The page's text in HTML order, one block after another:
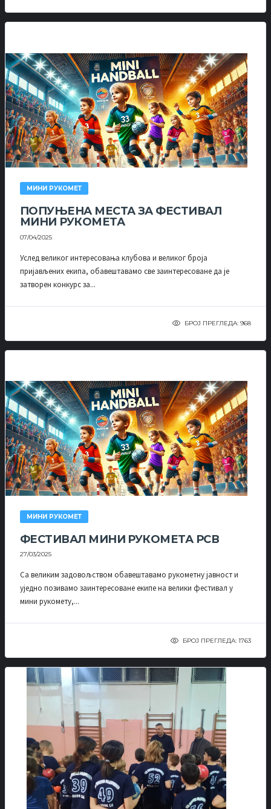
МИНИ РУКОМЕТ
ПОПУЊЕНА МЕСТА ЗА ФЕСТИВАЛ
МИНИ РУКОМЕТА
07/04/2025
Услед великог интересовања клубова и великог броја
пријављених екипа, обавештавамо све заинтересоване да је
затворен конкурс за...
БРОЈ ПРЕГЛЕДА: 968
МИНИ РУКОМЕТ
ФЕСТИВАЛ МИНИ РУКОМЕТА РСВ
27/03/2025
Са великим задовољством обавештавамо рукометну јавност и
уједно позивамо заинтересоване екипе на велики фестивал у
мини рукомету,...
БРОЈ ПРЕГЛЕДА: 1763